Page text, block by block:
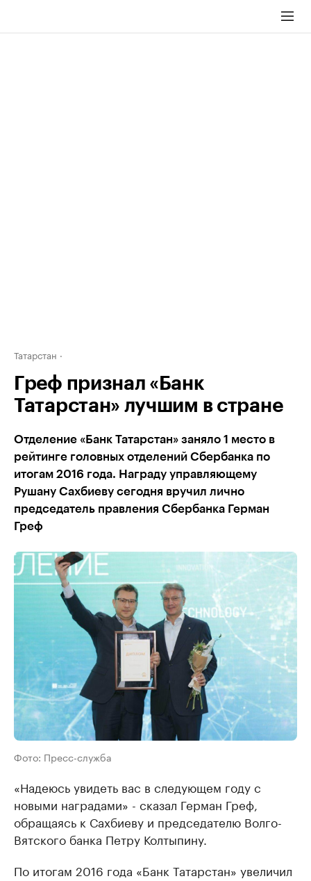
Татарстан
Греф признал «Банк
Татарстан» лучшим в стране
Отделение «Банк Татарстан» заняло 1 место в
рейтинге головных отделений Сбербанка по
итогам 2016 года. Награду управляющему
Рушану Сахбиеву сегодня вручил лично
председатель правления Сбербанка Герман
Греф
Фото: Пресс-служба
«Надеюсь увидеть вас в следующем году с
новыми наградами» - сказал Герман Греф,
обращаясь к Сахбиеву и председателю Волго-
Вятского банка Петру Колтыпину.
По итогам 2016 года «Банк Татарстан» увеличил